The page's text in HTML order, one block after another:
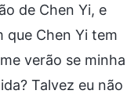
de Chen Yi, e
que Chen Yi tem
verão se minha
Talvez eu não